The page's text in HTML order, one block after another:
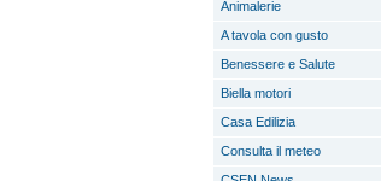
Animalerie
A tavola con gusto
Benessere e Salute
Biella motori
Casa Edilizia
Consulta il meteo